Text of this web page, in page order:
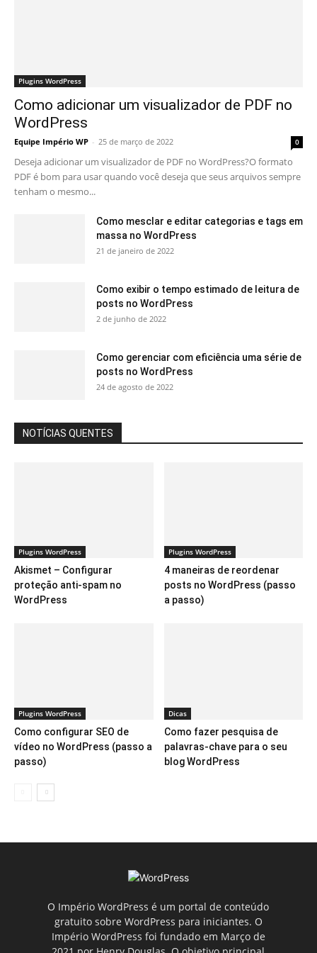
Plugins WordPress
Como adicionar um visualizador de PDF no
WordPress
Equipe Império WP - 25 de março de 2022 0
Deseja adicionar um visualizador de PDF no WordPress?O formato
PDF é bom para usar quando você deseja que seus arquivos sempre
tenham o mesmo...
Como mesclar e editar categorias e tags em
massa no WordPress
21 de janeiro de 2022
Como exibir o tempo estimado de leitura de
posts no WordPress
2 de junho de 2022
Como gerenciar com eficiência uma série de
posts no WordPress
24 de agosto de 2022
NOTÍCIAS QUENTES
Plugins WordPress
Akismet – Configurar
proteção anti-spam no
WordPress
Plugins WordPress
4 maneiras de reordenar
posts no WordPress (passo
a passo)
Plugins WordPress
Como configurar SEO de
vídeo no WordPress (passo a
passo)
Dicas
Como fazer pesquisa de
palavras-chave para o seu
blog WordPress
O Império WordPress é um portal de conteúdo
gratuito sobre WordPress para iniciantes. O
Império WordPress foi fundado em Março de